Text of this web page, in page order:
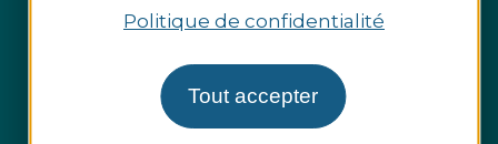
Politique de confidentialité
Tout accepter